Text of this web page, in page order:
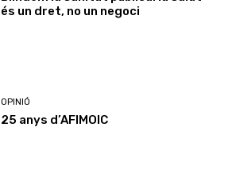
és un dret, no un negoci
OPINIÓ
25 anys d’AFIMOIC